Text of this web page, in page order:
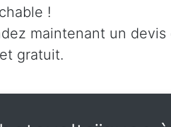
!
maintenant un
gratuit.